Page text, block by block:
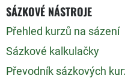
SÁZKOVÉ NÁSTROJE
Přehled kurzů na sázení
Sázkové kalkulačky
Převodník sázkových